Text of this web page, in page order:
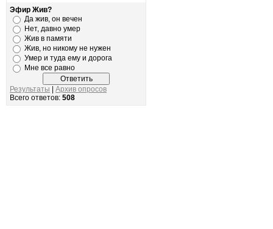
Эфир Жив?
Да жив, он вечен
Нет, давно умер
Жив в памяти
Жив, но никому не нужен
Умер и туда ему и дорога
Мне все равно
Результаты
Архив опросов
Всего ответов: 508